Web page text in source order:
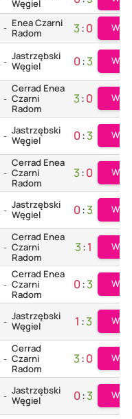
Węgiel
- Enea Czarni
Radom
3:0
- Jastrzębski
Węgiel
0:3
-
Cerrad Enea
Czarni
Radom
3:0
- Jastrzębski
Węgiel
0:3
-
Cerrad Enea
Czarni
Radom
3:0
- Jastrzębski
Węgiel
0:3
-
Cerrad Enea
Czarni
Radom
3:1
-
Cerrad Enea
Czarni
Radom
0:3
- Jastrzębski
Węgiel
1 :3
-
Cerrad
Czarni
Radom
3:0
- Jastrzębski
Węgiel
0:3